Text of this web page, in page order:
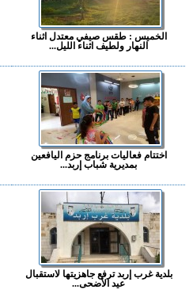
الخميس : طقس صيفي معتدل اثناء
النهار ولطيف اثناء الليل...
اختتام فعاليات برنامج حزم اليافعين
بمديرية شباب إربد...
بلدية غرب إربد ترفع جاهزيتها لاستقبال
عيد الأضحى...